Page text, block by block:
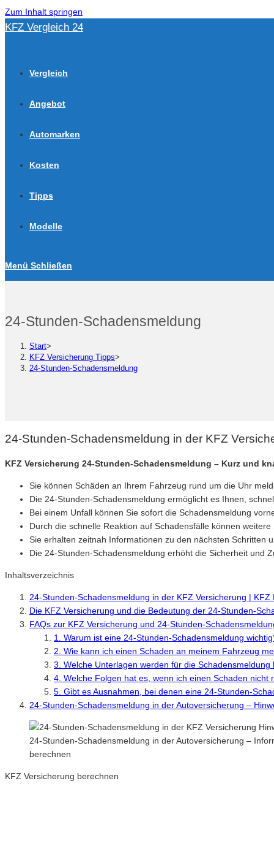
Zum Inhalt springen
KFZ Vergleich 24
Vergleich
Angebot
Automarken
Kosten
Tipps
Modelle
Menü Schließen
24-Stunden-Schadensmeldung
Start>
KFZ Versicherung Tipps>
24-Stunden-Schadensmeldung
24-Stunden-Schadensmeldung in der KFZ
KFZ Versicherung 24-Stunden-Schadensmeldung – Kurz und
Sie können Schäden an Ihrem Fahrzeug rund um die Uhr
Die 24-Stunden-Schadensmeldung ermöglicht es Ihnen,
Bei einem Unfall können Sie sofort die Schadensmeldung
Durch die schnelle Reaktion auf Schadensfälle können
Sie erhalten zeitnah Informationen zu den nächsten Schritten
Die 24-Stunden-Schadensmeldung erhöht die Sicherheit und
Inhaltsverzeichnis
24-Stunden-Schadensmeldung in der KFZ Versicherung | KFZ
Die KFZ Versicherung und die Bedeutung der 24-Stunden-
FAQs zur KFZ Versicherung und 24-Stunden-
1. Warum ist eine 24-Stunden-Schadensmeldung
2. Wie kann ich einen Schaden an meinem Fahrzeug
3. Welche Unterlagen werden für die Schadensmeldung
4. Welche Folgen hat es, wenn ich einen Schaden nicht
5. Gibt es Ausnahmen, bei denen eine 24-Stunden-
24-Stunden-Schadensmeldung in der Autoversicherung –
24-Stunden-Schadensmeldung in der Autoversicherung –
berechnen
KFZ Versicherung berechnen